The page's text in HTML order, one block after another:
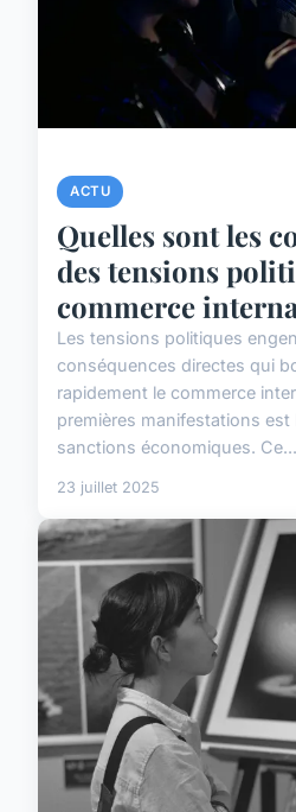
ACTU
Quelles sont les
des tensions
commerce
Les tensions politiques
conséquences directes qui
rapidement le commerce
premières manifestations est
sanctions économiques. Ce...
23 juillet 2025